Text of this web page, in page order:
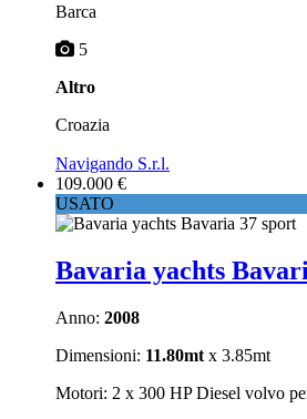
Barca
5
Altro
Croazia
Navigando S.r.l.
109.000 €
USATO
Bavaria yachts
Anno: 2008
Dimensioni: 11.80mt x 3.85mt
Motori: 2 x 300 HP Diesel volvo